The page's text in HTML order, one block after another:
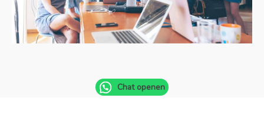
Chat openen